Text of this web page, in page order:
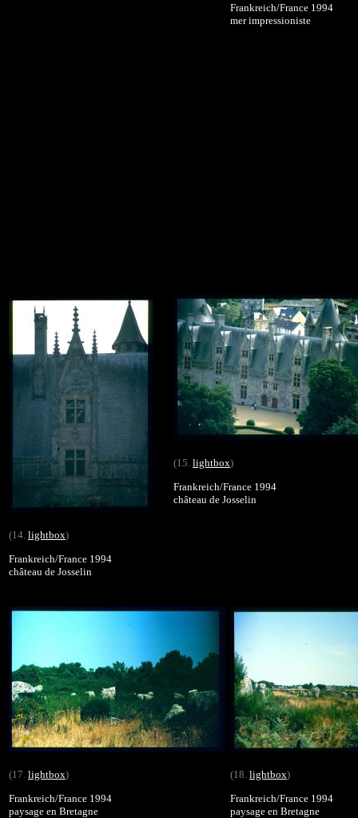
Frankreich/France 1994
mer impressioniste
(14. lightbox)
Frankreich/France 1994
château de Josselin
(15. lightbox)
Frankreich/France 1994
château de Josselin
(17. lightbox)
Frankreich/France 1994
paysage en Bretagne
(18. lightbox)
Frankreich/France 1994
paysage en Bretagne